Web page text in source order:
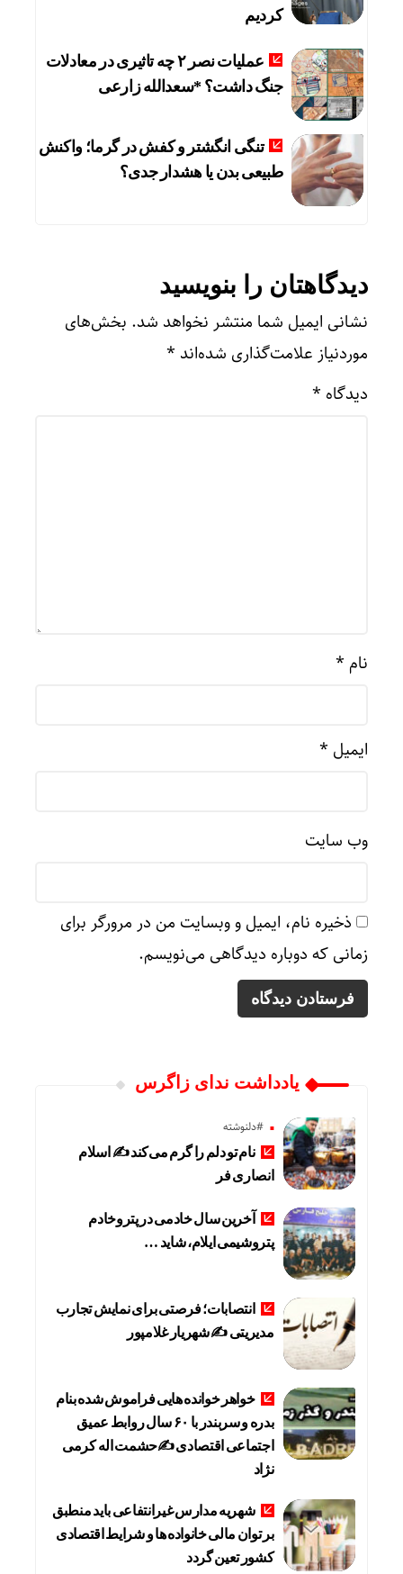
کردیم
عملیات نصر ۲ چه تاثیری در معادلات
جنگ داشت؟ *سعدالله زارعی
تنگی انگشتر و کفش در گرما؛ واکنش
طبیعی بدن یا هشدار جدی؟
دیدگاهتان را بنویسید
نشانی ایمیل شما منتشر نخواهد شد. بخش‌های
موردنیاز علامت‌گذاری شده‌اند *
دیدگاه *
نام *
ایمیل *
وب‌ سایت
ذخیره نام، ایمیل و وبسایت من در مرورگر برای
زمانی که دوباره دیدگاهی می‌نویسم.
یادداشت ندای زاگرس
#دلنوشته
نام تو دلم را گرم می‌کند ✍️ اسلام
انصاری فر
آخرین سال خادمی در پتروخادم
پتروشیمی ایلام، شاید …
انتصابات؛ فرصتی برای نمایش تجارب
مدیریتی ✍ شهریار غلامپور
خواهر خوانده هایی فراموش شده بنام
بدره و سربندر با ۶۰ سال روابط عمیق
اجتماعی اقتصادی ✍حشمت اله کرمی
نژاد
شهریه مدارس غیرانتفاعی باید منطبق
بر توان مالی خانواده ها و شرایط اقتصادی
کشور تعین گردد